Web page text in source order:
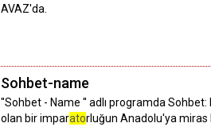
AVAZ'da.
Sohbet-name
''Sohbet - Name '' adlı programda Sohbet:
olan bir imparatorluğun Anadolu'ya miras